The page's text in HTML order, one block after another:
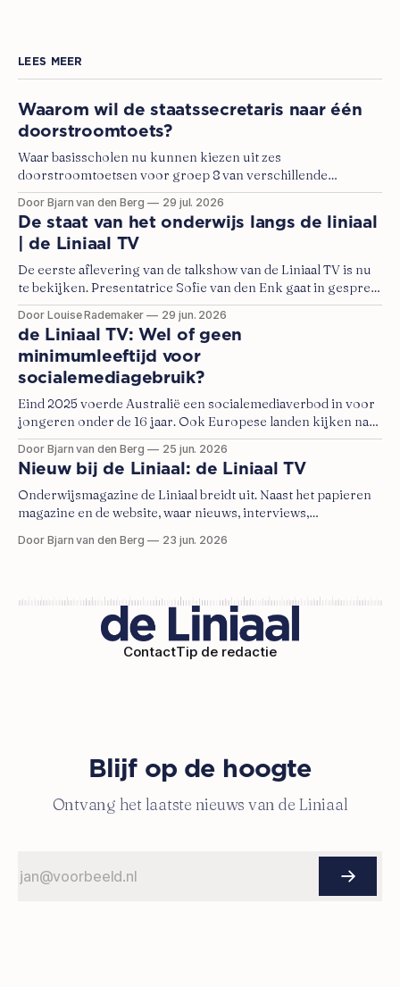
LEES MEER
Waarom wil de staatssecretaris naar één
doorstroomtoets?
Waar basisscholen nu kunnen kiezen uit zes
doorstroomtoetsen voor groep 8 van verschillende
aanbieders, heeft staatssecretaris Judith Tielen (VVD) het
voornemen om in schooljaar 2029-2030 over te gaan naar
een stelsel met een doorstroomtoets van één aanbieder.
Door Bjarn van den Berg 29 jul. 2026
De staat van het onderwijs langs de liniaal
| de Liniaal TV
De eerste aflevering van de talkshow van de Liniaal TV is nu
te bekijken. Presentatrice Sofie van den Enk gaat in gesprek
over onderwijsthema's met tafelgasten Marjolein Moorman
(Kamerlid Pro), Eva Naaijkens (schoolleider Alan
Turingschool), David Roelofs (programmamanager Stichting
Meer Leren op School) en Peter Langerak (hoofd onderzoek
Door Louise Rademaker 29 jun. 2026
de Liniaal TV: Wel of geen
minimumleeftijd voor
socialemediagebruik?
Eind 2025 voerde Australië een socialemediaverbod in voor
jongeren onder de 16 jaar. Ook Europese landen kijken naar
zo'n maatregel. Zo wil kabinet Jetten onderzoeken of een
minimumleeftijd voor het gebruik van apps als TikTok en
Instagram ingevoerd kan worden in Europa.
Door Bjarn van den Berg 25 jun. 2026
Nieuw bij de Liniaal: de Liniaal TV
Onderwijsmagazine de Liniaal breidt uit. Naast het papieren
magazine en de website, waar nieuws, interviews,
onderwijsveld te lezen zijn, komt er nu ook de Liniaal TV.
Door Bjarn van den Berg 23 jun. 2026
ContactTip de redactie
Blijf op de hoogte
Ontvang het laatste nieuws van de Liniaal